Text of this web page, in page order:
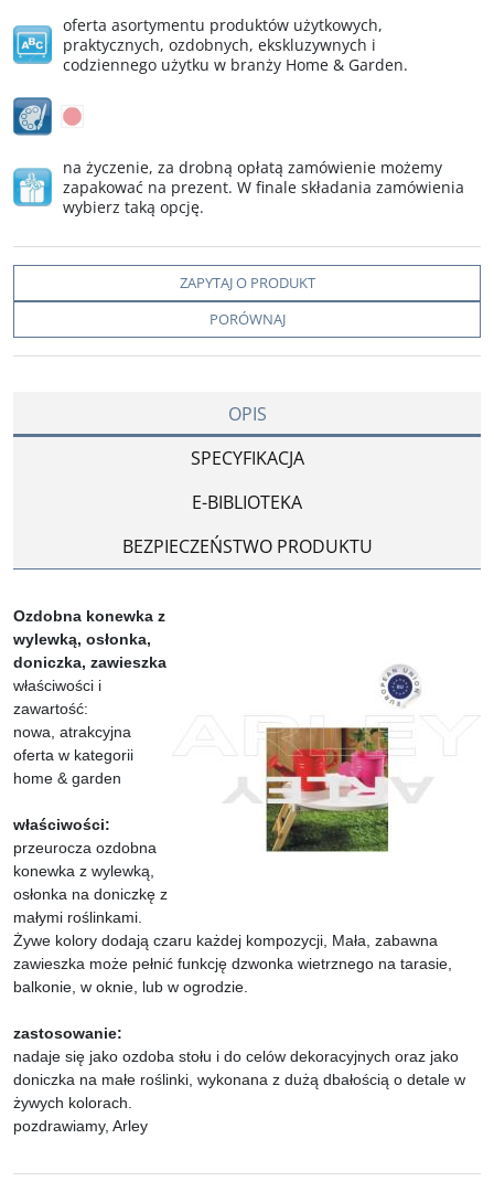
oferta asortymentu produktów użytkowych,
praktycznych, ozdobnych, ekskluzywnych i
codziennego użytku w branży Home & Garden.
na życzenie, za drobną opłatą zamówienie możemy
zapakować na prezent. W finale składania zamówienia
wybierz taką opcję.
ZAPYTAJ O PRODUKT
PORÓWNAJ
OPIS
SPECYFIKACJA
E-BIBLIOTEKA
BEZPIECZEŃSTWO PRODUKTU
Ozdobna konewka z
wylewką, osłonka,
doniczka, zawieszka
właściwości i
zawartość:
nowa, atrakcyjna
oferta w kategorii
home & garden
właściwości:
przeurocza ozdobna
konewka z wylewką,
osłonka na doniczkę z
małymi roślinkami.
Żywe kolory dodają czaru każdej kompozycji, Mała, zabawna
zawieszka może pełnić funkcję dzwonka wietrznego na tarasie,
balkonie, w oknie, lub w ogrodzie.
zastosowanie:
nadaje się jako ozdoba stołu i do celów dekoracyjnych oraz jako
doniczka na małe roślinki, wykonana z dużą dbałością o detale w
żywych kolorach.
pozdrawiamy, Arley